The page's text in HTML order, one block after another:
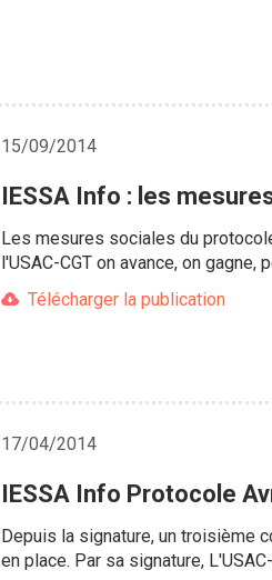
15/09/2014
IESSA Info : les
Les mesures sociales du
l'USAC-CGT on avance, on
Télécharger la publication
17/04/2014
IESSA Info Protocole
Depuis la signature, un troisième
en place. Par sa signature,